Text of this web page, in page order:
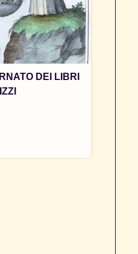
DEI LIBRI